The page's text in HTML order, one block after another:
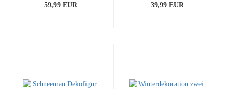
59,99 EUR 39,99 EUR